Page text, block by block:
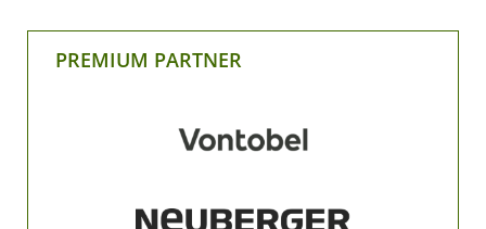
PREMIUM PARTNER